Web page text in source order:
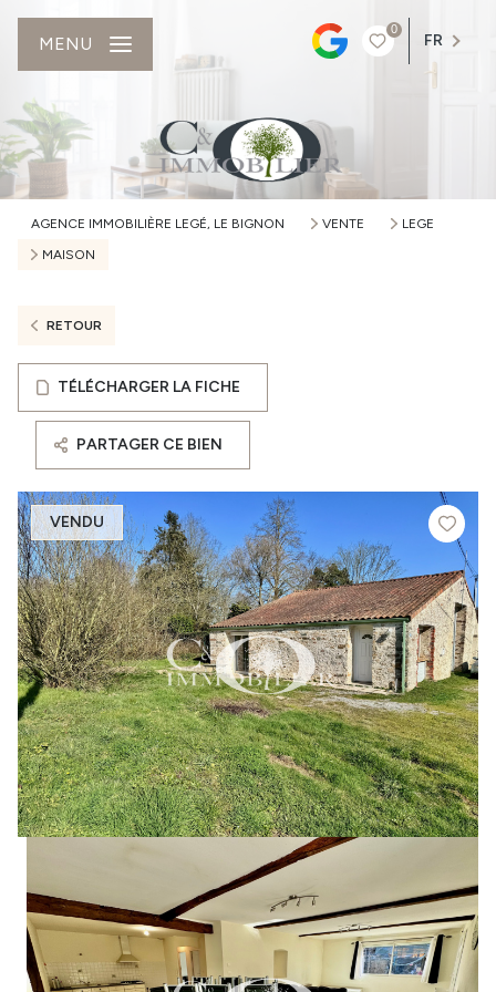
0
FR
MENU
AGENCE IMMOBILIÈRE LEGÉ, LE BIGNON VENTE
LEGE
MAISON
RETOUR
TÉLÉCHARGER LA FICHE
PARTAGER CE BIEN
VENDU